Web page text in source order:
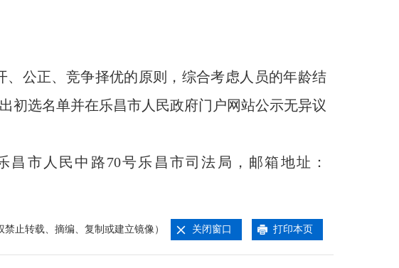
公正、竞争择优的原则，综合考虑人员的年龄结
初选名单并在乐昌市人民政府门户网站公示无异议
市人民中路70号乐昌市司法局，邮箱地址：
禁止转载、摘编、复制或建立镜像） 关闭窗口 打印本页